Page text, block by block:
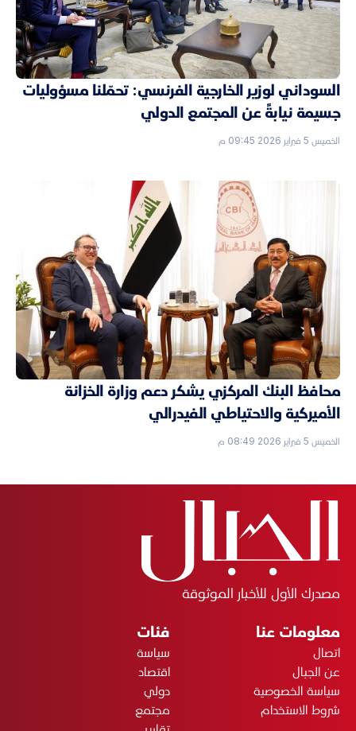
السوداني لوزير الخارجية الفرنسي: تحمّلنا مسؤوليات
جسيمة نيابةً عن المجتمع الدولي
الخميس 5 فبراير 2026 09:45 م
محافظ البنك المركزي يشكر دعم وزارة الخزانة
الأميركية والاحتياطي الفيدرالي
الخميس 5 فبراير 2026 08:49 م
مصدرك الأول للأخبار الموثوقة
معلومات عنا
اتصال
عن الجبال
سياسة الخصوصية
شروط الاستخدام
فئات
سياسة
اقتصاد
دولي
مجتمع